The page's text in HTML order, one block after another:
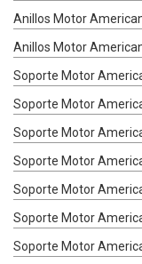
Anillos Motor
Anillos Motor
Soporte Motor
Soporte Motor
Soporte Motor
Soporte Motor
Soporte Motor
Soporte Motor
Soporte Motor